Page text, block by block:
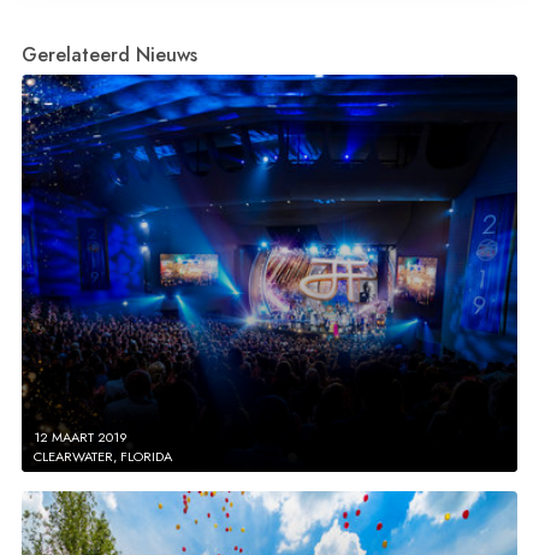
Gerelateerd Nieuws
12 MAART 2019
CLEARWATER, FLORIDA